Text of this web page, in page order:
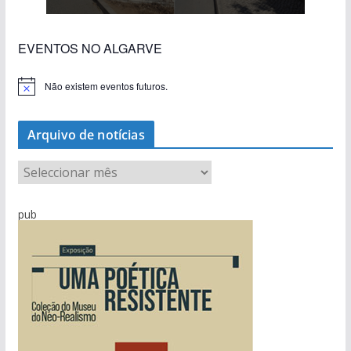
EVENTOS NO ALGARVE
Não existem eventos futuros.
Arquivo de notícias
q
pub